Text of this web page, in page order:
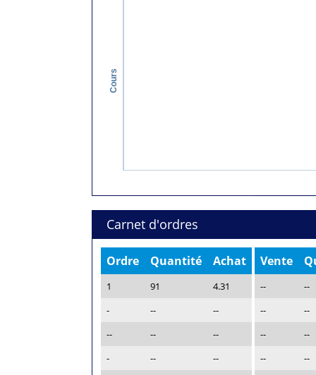
Cours
Carnet d'ordres
Ordre Quantité Achat
1 91
4.31
-
--
--
--
--
--
-
--
--
Vente
--
--
--
--
--
--
--
--